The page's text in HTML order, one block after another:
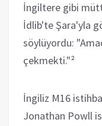
İngiltere gibi
İdlib'te Şara'yla
söylüyordu:
çekmekti."²
İngiliz M16
Jonathan Powll